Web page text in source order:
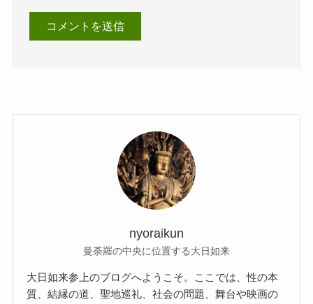
nyoraikun
曼荼羅の中央に位置する大日如来
大日如来参上のブログへようこそ。ここでは、性の本
質、結縁の道、聖地巡礼、社会の問題、舞台や映画の